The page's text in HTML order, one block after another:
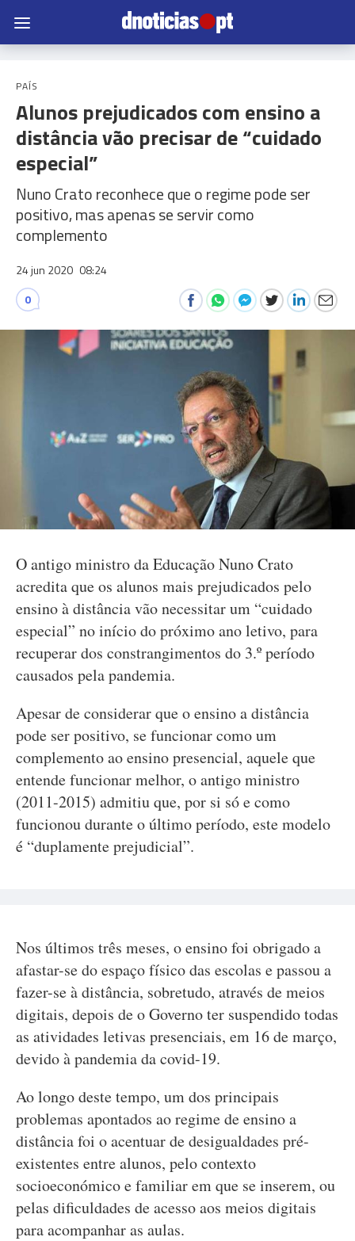
PAÍS
Alunos prejudicados com ensino a
distância vão precisar de “cuidado
especial”
Nuno Crato reconhece que o regime pode ser
positivo, mas apenas se servir como
complemento
24 jun 2020 08:24
0
O antigo ministro da Educação Nuno Crato
acredita que os alunos mais prejudicados pelo
ensino à distância vão necessitar um “cuidado
especial” no início do próximo ano letivo, para
recuperar dos constrangimentos do 3.º período
causados pela pandemia.
Apesar de considerar que o ensino a distância
pode ser positivo, se funcionar como um
complemento ao ensino presencial, aquele que
entende funcionar melhor, o antigo ministro
(2011-2015) admitiu que, por si só e como
funcionou durante o último período, este modelo
é “duplamente prejudicial”.
Nos últimos três meses, o ensino foi obrigado a
afastar-se do espaço físico das escolas e passou a
fazer-se à distância, sobretudo, através de meios
digitais, depois de o Governo ter suspendido todas
as atividades letivas presenciais, em 16 de março,
devido à pandemia da covid-19.
Ao longo deste tempo, um dos principais
problemas apontados ao regime de ensino a
distância foi o acentuar de desigualdades pré-
existentes entre alunos, pelo contexto
socioeconómico e familiar em que se inserem, ou
pelas dificuldades de acesso aos meios digitais
para acompanhar as aulas.